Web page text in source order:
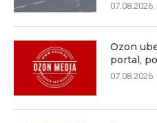
07.08.2026.
Ozon
portal,
07.08.2026.